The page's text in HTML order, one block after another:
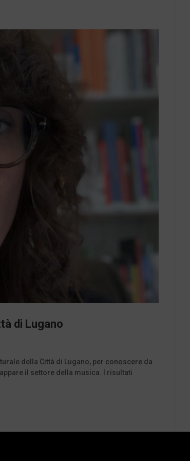
di Lugano
della Città di Lugano, per conoscere da
il settore della musica. I risultati